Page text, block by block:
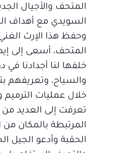
المتحف والأجيال
السويدي مع أهداف
وحفظ هذا الإرث
المتحف، أسعى إلى
خلفها لنا أجدادنا في
والسياح، وتعريفهم
خلال عمليات الترميم
تعرفت إلى العديد
المرتبطة بالمكان
الحقبة وأدعو الجيل